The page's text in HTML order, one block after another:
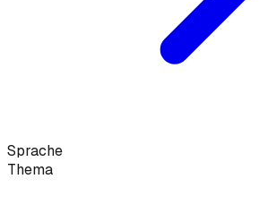
Sprache
Thema